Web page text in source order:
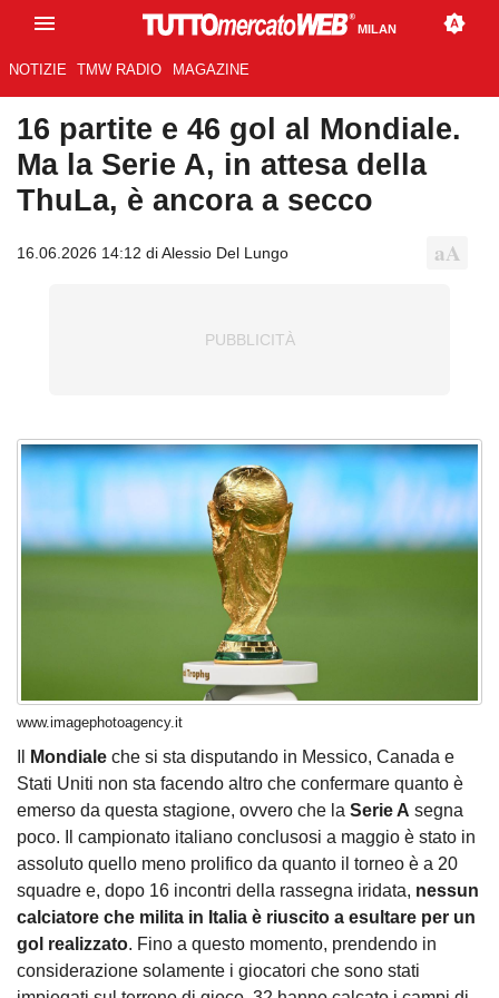
MILAN
NOTIZIE TMW RADIO MAGAZINE
16 partite e 46 gol al Mondiale.
Ma la Serie A, in attesa della
ThuLa, è ancora a secco
16.06.2026 14:12 di Alessio Del Lungo
www.imagephotoagency.it
Mondiale che si sta disputando in Messico, Canada e
Stati Uniti non sta facendo altro che confermare quanto è
emerso da questa stagione, ovvero che la Serie A segna
poco. Il campionato italiano conclusosi a maggio è stato in
assoluto quello meno prolifico da quanto il torneo è a 20
squadre e, dopo 16 incontri della rassegna iridata, nessun
calciatore che milita in Italia è riuscito a esultare per un
gol realizzato. Fino a questo momento, prendendo in
considerazione solamente i giocatori che sono stati